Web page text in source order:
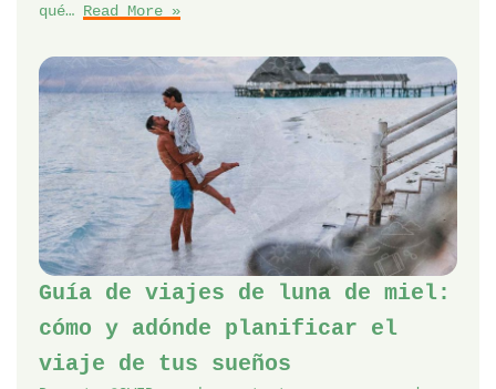
qué… Read More »
Guía de viajes de luna de miel:
cómo y adónde planificar el
viaje de tus sueños